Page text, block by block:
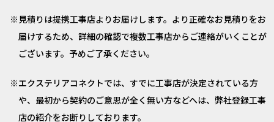
見積りは提携工事店よりお届けします。より正確なお見積りをお
届けするため、詳細の確認で複数工事店からご連絡がいくことが
ございます。予めご了承ください。
エクステリアコネクトでは、すでに工事店が決定されている方
や、最初から契約のご意思が全く無い方などへは、弊社登録工事
店の紹介をお断りしております。